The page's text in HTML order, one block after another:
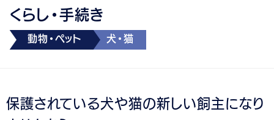
くらし・手続き
動物・ペット 犬・猫
保護されている犬や猫の新しい飼主になり